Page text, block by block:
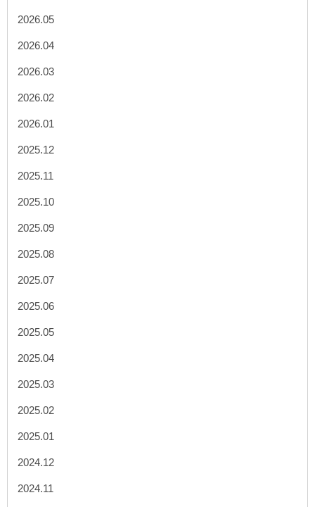
2026.05
2026.04
2026.03
2026.02
2026.01
2025.12
2025.11
2025.10
2025.09
2025.08
2025.07
2025.06
2025.05
2025.04
2025.03
2025.02
2025.01
2024.12
2024.11